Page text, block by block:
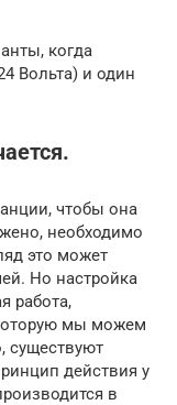
когда
Вольта) и один
чтобы она
необходимо
это может
Но настройка
работа,
мы можем
существуют
действия у
в